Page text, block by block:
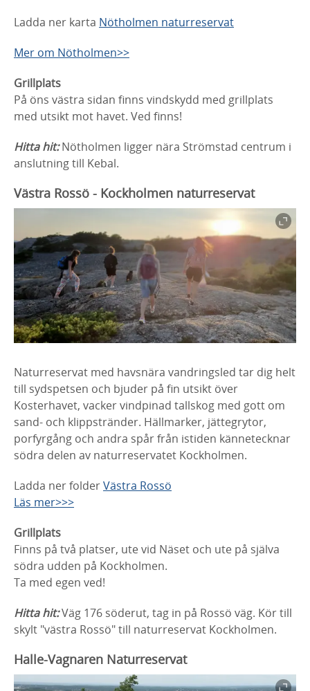
Ladda ner karta Nötholmen naturreservat
Mer om Nötholmen>>
Grillplats
På öns västra sidan finns vindskydd med grillplats
med utsikt mot havet. Ved finns!
Hitta hit:Nötholmen ligger nära Strömstad centrum i
anslutning till Kebal.
Västra Rossö - Kockholmen naturreservat
Naturreservat med havsnära vandringsled tar dig helt
till sydspetsen och bjuder på fin utsikt över
Kosterhavet, vacker vindpinad tallskog med gott om
sand- och klippstränder. Hällmarker, jättegrytor,
porfyrgång och andra spår från istiden kännetecknar
södra delen av naturreservatet Kockholmen.
Ladda ner folderVästra Rossö
Läs mer>>>
Grillplats
Finns på två platser, ute vid Näset och ute på själva
södra udden på Kockholmen.
Ta med egen ved!
Hitta hit:Väg 176 söderut, tag in på Rossö väg. Kör till
skylt "västra Rossö" till naturreservat Kockholmen.
Halle-Vagnaren Naturreservat